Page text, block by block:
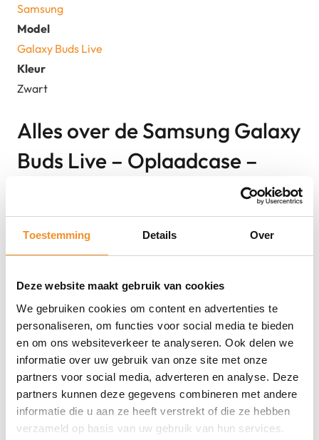
Toestemming Details Over
Deze website maakt gebruik van cookies
We gebruiken cookies om content en advertenties te
personaliseren, om functies voor social media te bieden
en om ons websiteverkeer te analyseren. Ook delen we
informatie over uw gebruik van onze site met onze
partners voor social media, adverteren en analyse. Deze
partners kunnen deze gegevens combineren met andere
informatie die u aan ze heeft verstrekt of die ze hebben
verzameld op basis van uw gebruik van hun services.
Samsung
Model
Galaxy Buds Live
Kleur
Zwart
Alles over de Samsung Galaxy
Buds Live – Oplaadcase –
stijlvolle ontwerp past deze case gemakkelijk in je zak of
tas. Dankzij de ingebouwde snellaadfunctie laad je je
oordopjes snel op, zodat je altijd klaar bent om te
luisteren. De case ondersteunt zowel bedraad als
draadloos opladen, waardoor je maximale flexibiliteit
hebt bij het opladen van je Galaxy Buds Live.
Sterke punten